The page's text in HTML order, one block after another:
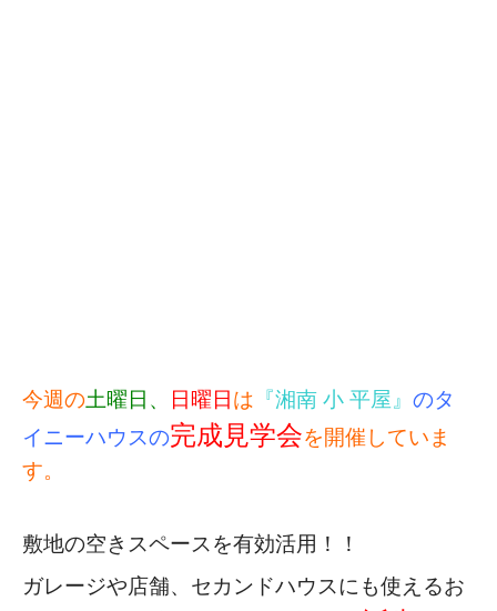
今週の土曜日、 日曜日 は 『湘南 小 平屋』 のタ
イニーハウスの完成見学会を開催していま
す。
敷地の空きスペースを有効活用！！
ガレージや店舗、セカンドハウスにも使えるお